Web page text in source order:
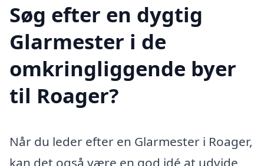
Søg efter en dygtig
Glarmester i de
omkringliggende byer
til Roager?
Når du leder efter en Glarmester i Roager,
kan det også være en god idé at udvide